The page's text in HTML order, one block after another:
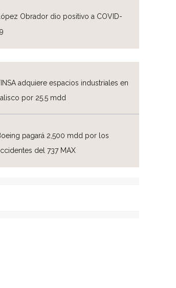
Obrador dio positivo a COVID-
adquiere espacios industriales en
por 25.5 mdd
pagará 2,500 mdd por los
del 737 MAX